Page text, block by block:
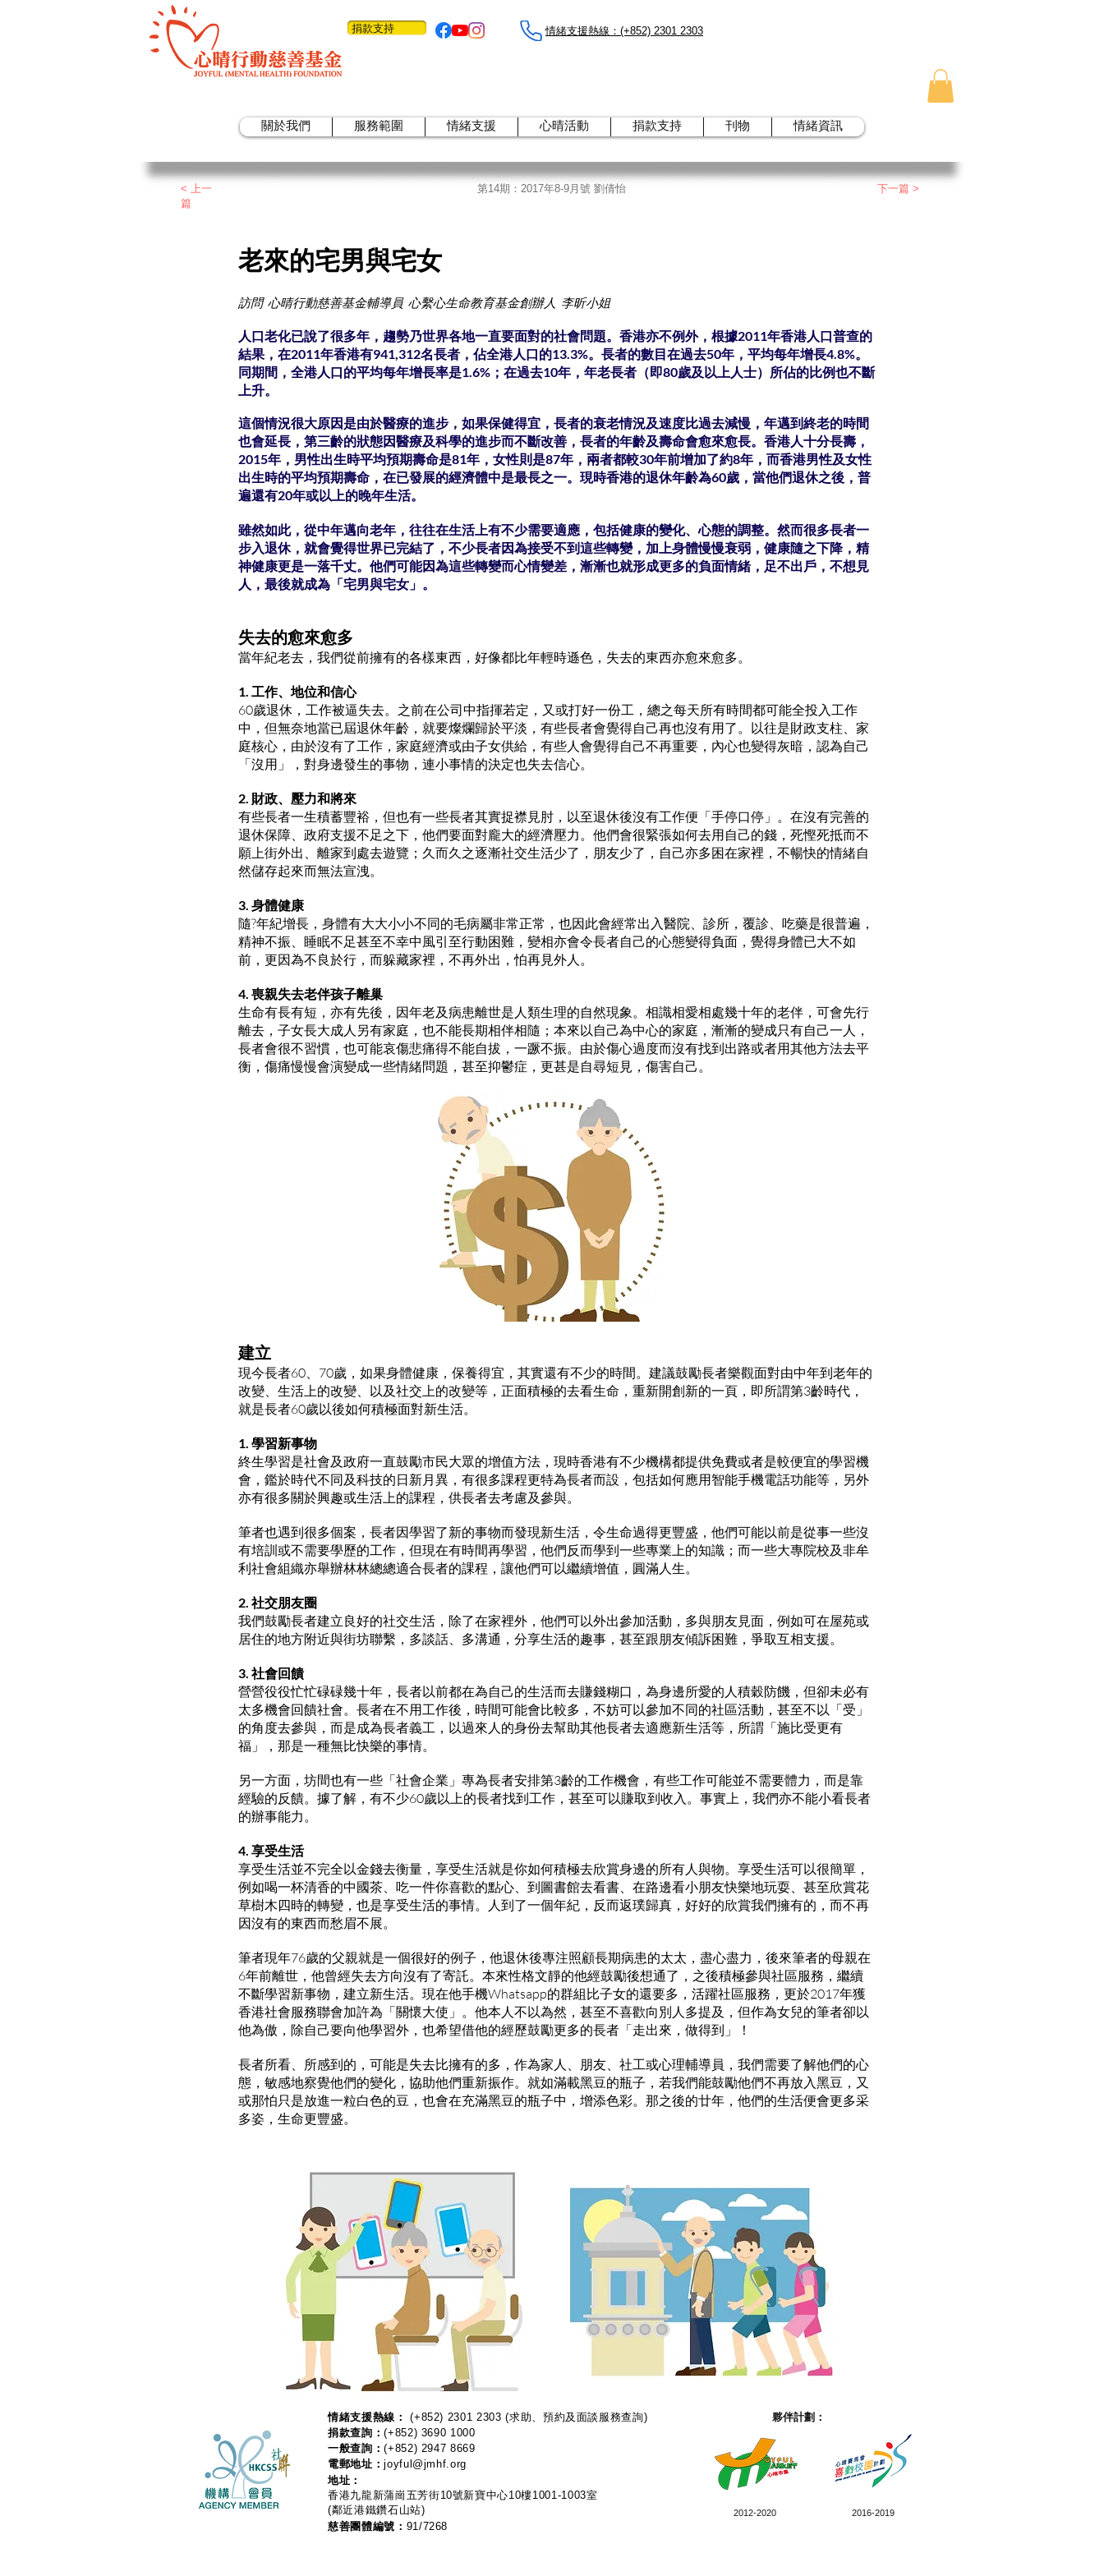
捐款支持 情緒支援熱線：​​(+852) 2301 2303
關於我們 服務範圍 情緒支援 心晴活動 捐款支持 刊物 情緒資訊
< 上一
篇
第14期：2017年8-9月號 劉倩怡 下一篇 >
老來的宅男與宅女
訪問 心晴行動慈善基金輔導員 心繫心生命教育基金創辦人 李昕小姐
人口老化已說了很多年，趨勢乃世界各地一直要面對的社會問題。香港亦不例外，根據2011年香港人口普查的
結果，在2011年香港有941,312名長者，佔全港人口的13.3%。長者的數目在過去50年，平均每年增長4.8%。
同期間，全港人口的平均每年增長率是1.6%；在過去10年，年老長者（即80歲及以上人士）所佔的比例也不斷
上升。
這個情況很大原因是由於醫療的進步，如果保健得宜，長者的衰老情況及速度比過去減慢，年邁到終老的時間
也會延長，第三齡的狀態因醫療及科學的進步而不斷改善，長者的年齡及壽命會愈來愈長。香港人十分長壽，
2015年，男性出生時平均預期壽命是81年，女性則是87年，兩者都較30年前增加了約8年，而香港男性及女性
出生時的平均預期壽命，在已發展的經濟體中是最長之一。現時香港的退休年齡為60歲，當他們退休之後，普
遍還有20年或以上的晚年生活。
雖然如此，從中年邁向老年，往往在生活上有不少需要適應，包括健康的變化、心態的調整。然而很多長者一
步入退休，就會覺得世界已完結了，不少長者因為接受不到這些轉變，加上身體慢慢衰弱，健康隨之下降，精
神健康更是一落千丈。他們可能因為這些轉變而心情變差，漸漸也就形成更多的負面情緒，足不出戶，不想見
人，最後就成為「宅男與宅女」。
失去的愈來愈多
當年紀老去，我們從前擁有的各樣東西，好像都比年輕時遜色，失去的東西亦愈來愈多。
1. 工作、地位和信心
60歲退休，工作被逼失去。之前在公司中指揮若定，又或打好一份工，總之每天所有時間都可能全投入工作
中，但無奈地當已屆退休年齡，就要燦爛歸於平淡，有些長者會覺得自己再也沒有用了。以往是財政支柱、家
庭核心，由於沒有了工作，家庭經濟或由子女供給，有些人會覺得自己不再重要，內心也變得灰暗，認為自己
「沒用」，對身邊發生的事物，連小事情的決定也失去信心。
2. 財政、壓力和將來
有些長者一生積蓄豐裕，但也有一些長者其實捉襟見肘，以至退休後沒有工作便「手停口停」。在沒有完善的
退休保障、政府支援不足之下，他們要面對龐大的經濟壓力。他們會很緊張如何去用自己的錢，死慳死抵而不
願上街外出、離家到處去遊覽；久而久之逐漸社交生活少了，朋友少了，自己亦多困在家裡，不暢快的情緒自
然儲存起來而無法宣洩。
3. 身體健康
隨?年紀增長，身體有大大小小不同的毛病屬非常正常，也因此會經常出入醫院、診所，覆診、吃藥是很普遍，
精神不振、睡眠不足甚至不幸中風引至行動困難，變相亦會令長者自己的心態變得負面，覺得身體已大不如
前，更因為不良於行，而躲藏家裡，不再外出，怕再見外人。
4. 喪親失去老伴孩子離巢
生命有長有短，亦有先後，因年老及病患離世是人類生理的自然現象。相識相愛相處幾十年的老伴，可會先行
離去，子女長大成人另有家庭，也不能長期相伴相隨；本來以自己為中心的家庭，漸漸的變成只有自己一人，
長者會很不習慣，也可能哀傷悲痛得不能自拔，一蹶不振。由於傷心過度而沒有找到出路或者用其他方法去平
衡，傷痛慢慢會演變成一些情緒問題，甚至抑鬱症，更甚是自尋短見，傷害自己。
建立
現今長者60、70歲，如果身體健康，保養得宜，其實還有不少的時間。建議鼓勵長者樂觀面對由中年到老年的
改變、生活上的改變、以及社交上的改變等，正面積極的去看生命，重新開創新的一頁，即所謂第3齡時代，
就是長者60歲以後如何積極面對新生活。
1. 學習新事物
終生學習是社會及政府一直鼓勵市民大眾的增值方法，現時香港有不少機構都提供免費或者是較便宜的學習機
會，鑑於時代不同及科技的日新月異，有很多課程更特為長者而設，包括如何應用智能手機電話功能等，另外
亦有很多關於興趣或生活上的課程，供長者去考慮及參與。
筆者也遇到很多個案，長者因學習了新的事物而發現新生活，令生命過得更豐盛，他們可能以前是從事一些沒
有培訓或不需要學歷的工作，但現在有時間再學習，他們反而學到一些專業上的知識；而一些大專院校及非牟
利社會組織亦舉辦林林總總適合長者的課程，讓他們可以繼續增值，圓滿人生。
2. 社交朋友圈
我們鼓勵長者建立良好的社交生活，除了在家裡外，他們可以外出參加活動，多與朋友見面，例如可在屋苑或
居住的地方附近與街坊聯繫，多談話、多溝通，分享生活的趣事，甚至跟朋友傾訴困難，爭取互相支援。
3. 社會回饋
營營役役忙忙碌碌幾十年，長者以前都在為自己的生活而去賺錢糊口，為身邊所愛的人積穀防饑，但卻未必有
太多機會回饋社會。長者在不用工作後，時間可能會比較多，不妨可以參加不同的社區活動，甚至不以「受」
的角度去參與，而是成為長者義工，以過來人的身份去幫助其他長者去適應新生活等，所謂「施比受更有
福」，那是一種無比快樂的事情。
另一方面，坊間也有一些「社會企業」專為長者安排第3齡的工作機會，有些工作可能並不需要體力，而是靠
經驗的反饋。據了解，有不少60歲以上的長者找到工作，甚至可以賺取到收入。事實上，我們亦不能小看長者
的辦事能力。
4. 享受生活
享受生活並不完全以金錢去衡量，享受生活就是你如何積極去欣賞身邊的所有人與物。享受生活可以很簡單，
例如喝一杯清香的中國茶、吃一件你喜歡的點心、到圖書館去看書、在路邊看小朋友快樂地玩耍、甚至欣賞花
草樹木四時的轉變，也是享受生活的事情。人到了一個年紀，反而返璞歸真，好好的欣賞我們擁有的，而不再
因沒有的東西而愁眉不展。
筆者現年76歲的父親就是一個很好的例子，他退休後專注照顧長期病患的太太，盡心盡力，後來筆者的母親在
6年前離世，他曾經失去方向沒有了寄託。本來性格文靜的他經鼓勵後想通了，之後積極參與社區服務，繼續
不斷學習新事物，建立新生活。現在他手機Whatsapp的群組比子女的還要多，活躍社區服務，更於2017年獲
香港社會服務聯會加許為「關懷大使」。他本人不以為然，甚至不喜歡向別人多提及，但作為女兒的筆者卻以
他為傲，除自己要向他學習外，也希望借他的經歷鼓勵更多的長者「走出來，做得到」！
長者所看、所感到的，可能是失去比擁有的多，作為家人、朋友、社工或心理輔導員，我們需要了解他們的心
態，敏感地察覺他們的變化，協助他們重新振作。就如滿載黑豆的瓶子，若我們能鼓勵他們不再放入黑豆，又
或那怕只是放進一粒白色的豆，也會在充滿黑豆的瓶子中，增添色彩。那之後的廿年，他們的生活便會更多采
多姿，生命更豐盛。
情緒支援熱線：​​(+852) 2301 2303(求助、預約及面談服務查詢)
捐款查詢：(+852) 3690 1000
一般查詢：(+852) 2947 8669
電郵地址：joyful@jmhf.org
地址：
香港九龍新蒲崗五芳街10號新寶中心10樓1001-1003室
(鄰近港鐵鑽石山站)
慈善團體編號： 91/7268
夥伴計劃：
2012-2020 2016-2019